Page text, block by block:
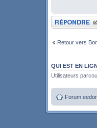
Publier une
Retour vers
QUI EST EN
Utilisateurs
Forum